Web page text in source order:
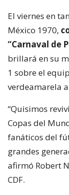
El viernes en
México 1970,
“Carnaval de
brillará en su
1 sobre el
verdeamarela
“Quisimos
Copas del
fanáticos del
grandes
afirmó Robert
CDF.